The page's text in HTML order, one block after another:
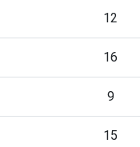
12
16
9
15